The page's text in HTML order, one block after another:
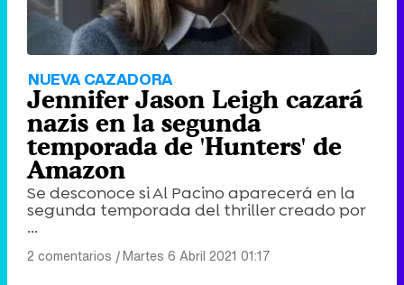
NUEVA CAZADORA
Jennifer Jason Leigh cazará
nazis en la segunda
temporada de 'Hunters' de
Amazon
Se desconoce si Al Pacino aparecerá en la
segunda temporada del thriller creado por
...
2 comentarios |Martes 6 Abril 2021 01:17